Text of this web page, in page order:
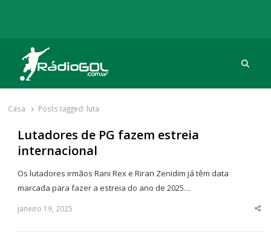
Rádio Gol
Há mais de 20 anos com as melhores coberturas
Casa Posts tagged: luta
Lutadores de PG fazem estreia
internacional
Os lutadores irmãos Rani Rex e Riran Zenidim já têm data
marcada para fazer a estreia do ano de 2025…
janeiro 19, 2025